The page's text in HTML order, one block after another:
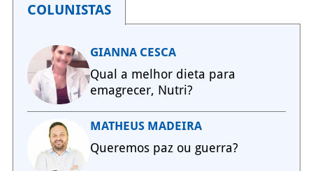
COLUNISTAS
GIANNA CESCA
Qual a melhor dieta para
emagrecer, Nutri?
MATHEUS MADEIRA
Queremos paz ou guerra?